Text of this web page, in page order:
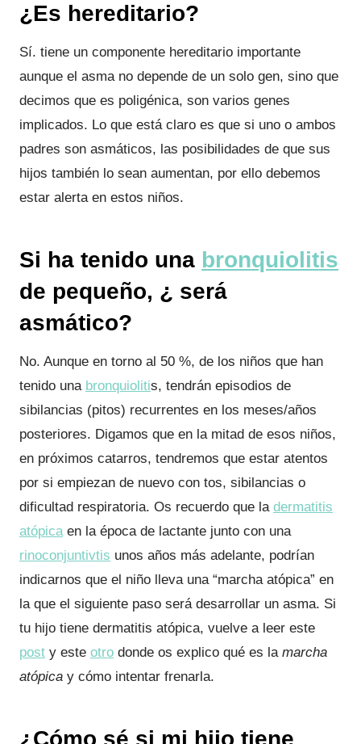
¿Es hereditario?
Sí. tiene un componente hereditario importante
aunque el asma no depende de un solo gen, sino que
decimos que es poligénica, son varios genes
implicados. Lo que está claro es que si uno o ambos
padres son asmáticos, las posibilidades de que sus
hijos también lo sean aumentan, por ello debemos
estar alerta en estos niños.
Si ha tenido una bronquiolitis
de pequeño, ¿ será
asmático?
No. Aunque en torno al 50 %, de los niños que han
tenido una bronquiolitis, tendrán episodios de
sibilancias (pitos) recurrentes en los meses/años
posteriores. Digamos que en la mitad de esos niños,
en próximos catarros, tendremos que estar atentos
por si empiezan de nuevo con tos, sibilancias o
dificultad respiratoria. Os recuerdo que la dermatitis
atópicaen la época de lactante junto con una
rinoconjuntivtis unos años más adelante, podrían
indicarnos que el niño lleva una “marcha atópica” en
la que el siguiente paso será desarrollar un asma. Si
tu hijo tiene dermatitis atópica, vuelve a leer este
post y este otro donde os explico qué es la marcha
atópica y cómo intentar frenarla.
¿Cómo sé si mi hijo tiene